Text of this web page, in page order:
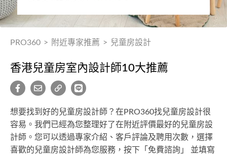
PRO360 > 附近專家推薦 > 兒童房設計
香港兒童房室內設計師10大推薦
想要找到好的兒童房設計師？在PRO360找兒童房設計很
容易。我們已經為您整理好了在附近評價最好的兒童房設
計師。您可以透過專家介紹、客戶評論及聘用次數，選擇
喜歡的兒童房設計師為您服務，按下「免費諮詢」 並填寫